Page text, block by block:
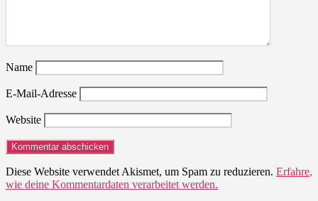
Name
E-Mail-Adresse
Website
Diese Website verwendet Akismet, um Spam zu reduzieren. Erfahre,
wie deine Kommentardaten verarbeitet werden.